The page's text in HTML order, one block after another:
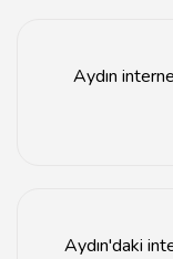
Aydın
Aydın'daki